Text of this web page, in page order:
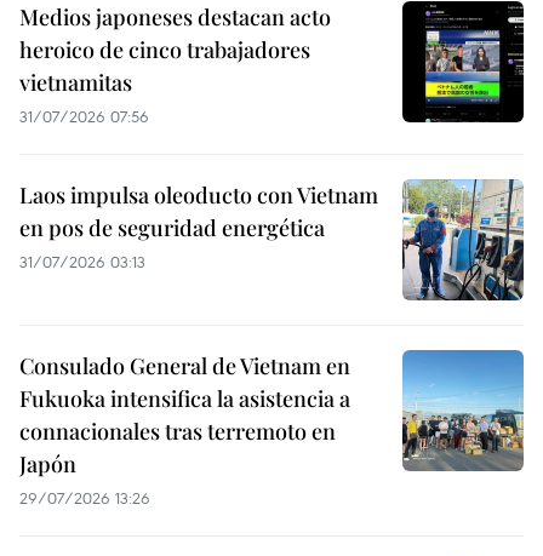
Medios japoneses destacan acto
heroico de cinco trabajadores
vietnamitas
31/07/2026 07:56
Laos impulsa oleoducto con Vietnam
en pos de seguridad energética
31/07/2026 03:13
Consulado General de Vietnam en
Fukuoka intensifica la asistencia a
connacionales tras terremoto en
Japón
29/07/2026 13:26